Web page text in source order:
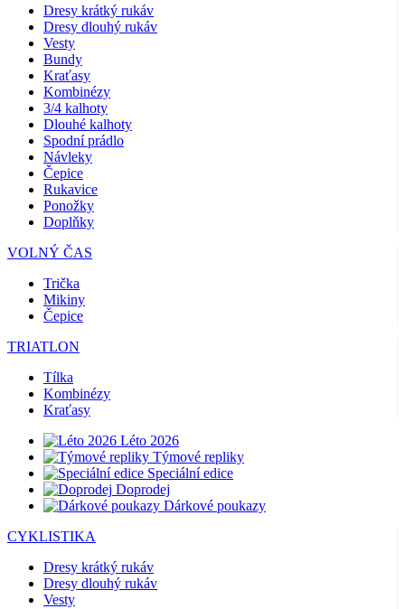
Dresy krátký rukáv
Dresy dlouhý rukáv
Vesty
Bundy
Kraťasy
Kombinézy
3/4 kalhoty
Dlouhé kalhoty
Spodní prádlo
Návleky
Čepice
Rukavice
Ponožky
Doplňky
VOLNÝ ČAS
Trička
Mikiny
Čepice
TRIATLON
Tílka
Kombinézy
Kraťasy
Léto 2026
Týmové repliky
Speciální edice
Doprodej
Dárkové poukazy
CYKLISTIKA
Dresy krátký rukáv
Dresy dlouhý rukáv
Vesty